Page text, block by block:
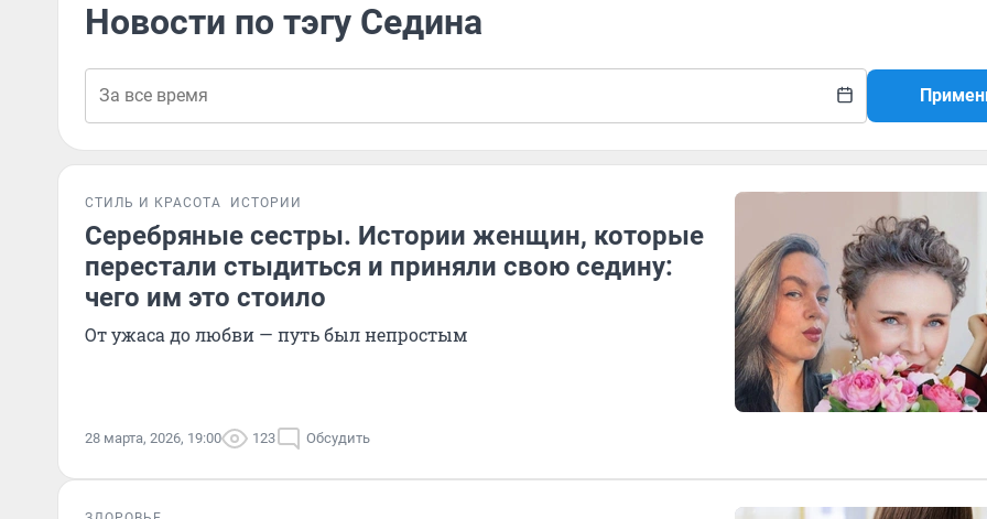
Новости по тэгу Седина
СТИЛЬ И КРАСОТА ИСТОРИИ
Серебряные сестры. Истории женщин, которые
перестали стыдиться и приняли свою седину:
чего им это стоило
От ужаса до любви — путь был непростым
28 марта, 2026, 19:00 123 Обсудить